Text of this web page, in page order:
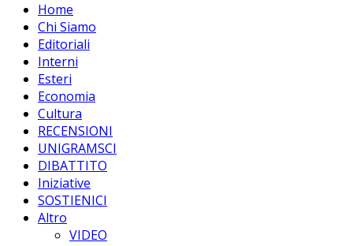
Home
Chi Siamo
Editoriali
Interni
Esteri
Economia
Cultura
RECENSIONI
UNIGRAMSCI
DIBATTITO
Iniziative
SOSTIENICI
Altro
VIDEO